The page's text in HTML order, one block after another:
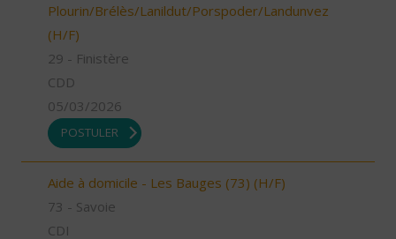
Plourin/Brélès/Lanildut/Porspoder/Landunvez
(H/F)
29 - Finistère
CDD
05/03/2026
POSTULER
Aide à domicile - Les Bauges (73) (H/F)
73 - Savoie
CDI